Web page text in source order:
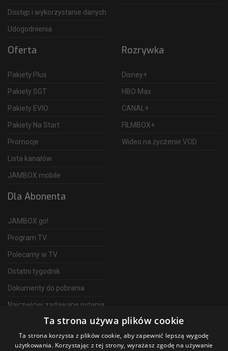
Dostęp i wykorzystanie danych
Udogodnienia
Oferta
Pakiety Plus
Pakiety SGT
Pakiety EVIO
Pakiety Na Start
Promocje
Lista kanałów
JAMBOX mobile
Rozrywka
Disney+
HBO Max
CANAL+
FILMBOX+
Wideo na życzenie VOD
Dla Abonenta
JAMBOX go!
Program TV
Polecamy w TV
Ostatni tygodnik
Dokumenty do pobrania
Najczęściej zadawane pytania
Telewizja Światłowodowa
Ta strona używa plików cookie
Ta strona korzysta z plików cookie, aby zapewnić lepszą wygodę
użytkowania. Korzystając z tej strony, wyrażasz zgodę na używanie